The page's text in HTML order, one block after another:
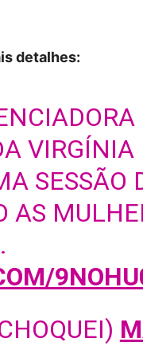
detalhes:
VIRGÍNIA
SESSÃO
AS